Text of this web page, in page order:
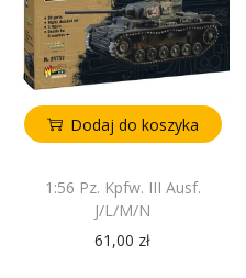
Dodaj do koszyka
1:56 Pz. Kpfw. III Ausf.
J/L/M/N
61,00 zł